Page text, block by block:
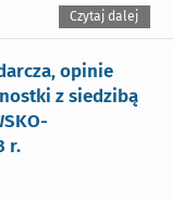
Czytaj dalej
opinie
z siedzibą
r.